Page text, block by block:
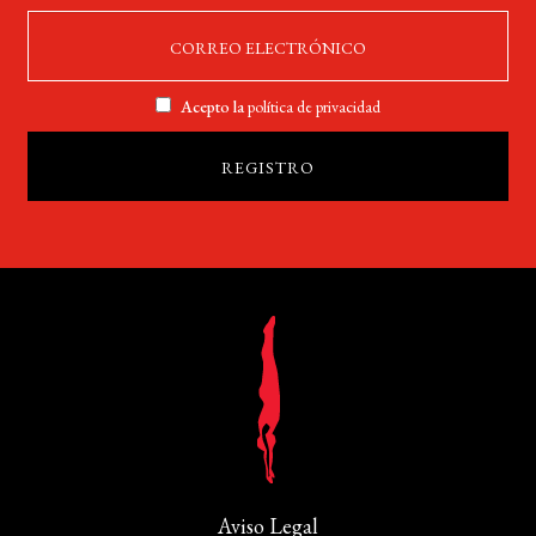
Acepto lapolítica de privacidad
Aviso Legal